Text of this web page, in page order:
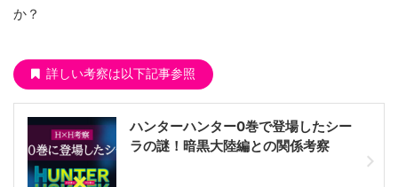
か？
詳しい考察は以下記事参照
ハンターハンター0巻で登場したシー
ラの謎！暗黒大陸編との関係考察